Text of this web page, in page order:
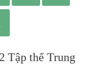
Tập thể Trung